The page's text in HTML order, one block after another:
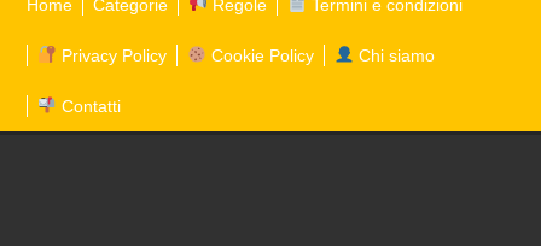
Home Categorie Regole Termini e condizioni
Privacy Policy Cookie Policy Chi siamo
Contatti